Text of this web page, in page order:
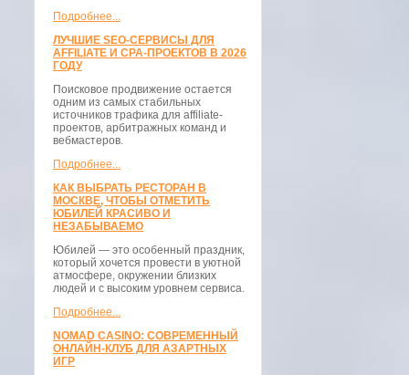
Подробнее...
ЛУЧШИЕ SEO-СЕРВИСЫ ДЛЯ
AFFILIATE И CPA-ПРОЕКТОВ В 2026
ГОДУ
Поисковое продвижение остается
одним из самых стабильных
источников трафика для affiliate-
проектов, арбитражных команд и
вебмастеров.
Подробнее...
КАК ВЫБРАТЬ РЕСТОРАН В
МОСКВЕ, ЧТОБЫ ОТМЕТИТЬ
ЮБИЛЕЙ КРАСИВО И
НЕЗАБЫВАЕМО
Юбилей — это особенный праздник,
который хочется провести в уютной
атмосфере, окружении близких
людей и с высоким уровнем сервиса.
Подробнее...
NOMAD CASINO: СОВРЕМЕННЫЙ
ОНЛАЙН-КЛУБ ДЛЯ АЗАРТНЫХ
ИГР